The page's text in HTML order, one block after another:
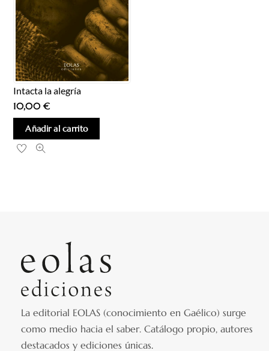
Intacta la alegría
10,00€
Añadir al carrito
La editorial EOLAS (conocimiento en Gaélico) surge
como medio hacia el saber.Catálogo propio, autores
destacados y ediciones únicas.